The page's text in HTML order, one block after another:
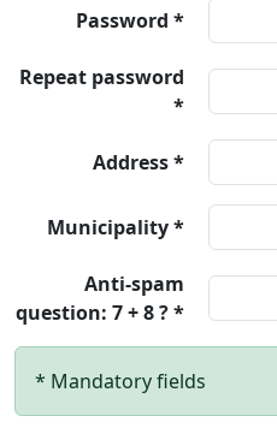
Password *
Repeat password
*
Address *
Municipality *
Anti-spam
question: 7 + 8 ? *
* Mandatory fields